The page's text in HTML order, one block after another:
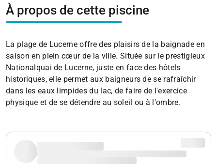
À propos de cette piscine
La plage de Lucerne offre des plaisirs de la baignade en
saison en plein cœur de la ville. Située sur le prestigieux
Nationalquai de Lucerne, juste en face des hôtels
historiques, elle permet aux baigneurs de se rafraîchir
dans les eaux limpides du lac, de faire de l'exercice
physique et de se détendre au soleil ou à l'ombre.